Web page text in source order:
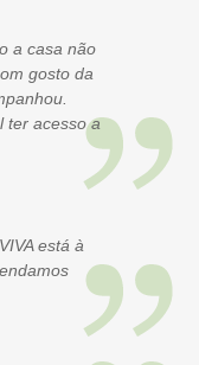
a casa não
gosto da
ter acesso a
está à